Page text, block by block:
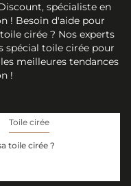
spécialiste en
! Besoin d'aide pour
cirée ? Nos experts
spécial toile cirée pour
meilleures tendances
!
Toile cirée
toile cirée ?